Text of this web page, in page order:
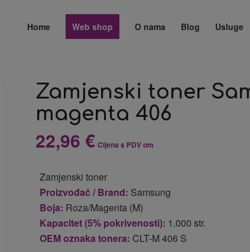
Home Web shop O nama Blog Usluge
Zamjenski toner
magenta 406
22,96€ Cijena s PDV om
Zamjenski toner
Proizvođač / Brand: Samsung
Boja: Roza/Magenta (M)
Kapacitet (5% pokrivenosti): 1.000 str.
OEM oznaka tonera: CLT-M 406 S